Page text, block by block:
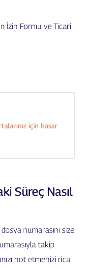
İzin Formu ve Ticari
için hasar
Süreç Nasıl
numarasını size
takip
not etmenizi rica